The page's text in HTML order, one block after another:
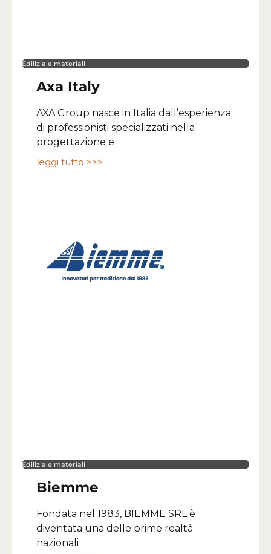
Edilizia e materiali
Axa Italy
AXA Group nasce in Italia dall’esperienza
di professionisti specializzati nella
progettazione e
leggi tutto >>>
Edilizia e materiali
Biemme
Fondata nel 1983, BIEMME SRL è
diventata una delle prime realtà
nazionali